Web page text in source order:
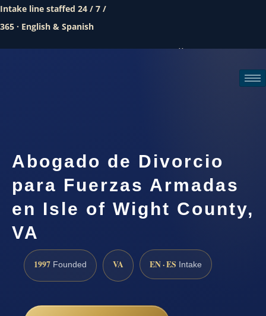
Intake line staffed 24 / 7 /
365 · English & Spanish
Call (888) 437-7747
Abogado de Divorcio
para Fuerzas Armadas
en Isle of Wight County,
VA
1997 Founded VA EN · ES Intake